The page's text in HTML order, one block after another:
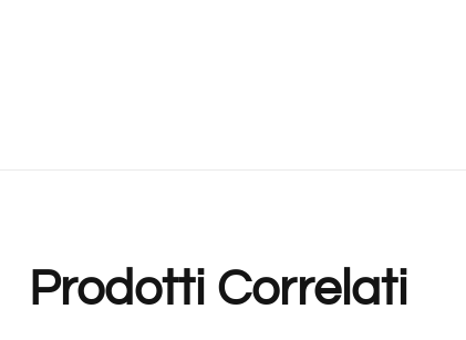
Prodotti Correlati